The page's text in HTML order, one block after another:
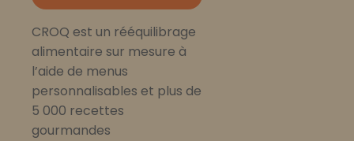
CROQ est un rééquilibrage
alimentaire sur mesure à
l’aide de menus
personnalisables et plus de
5 000 recettes
gourmandes